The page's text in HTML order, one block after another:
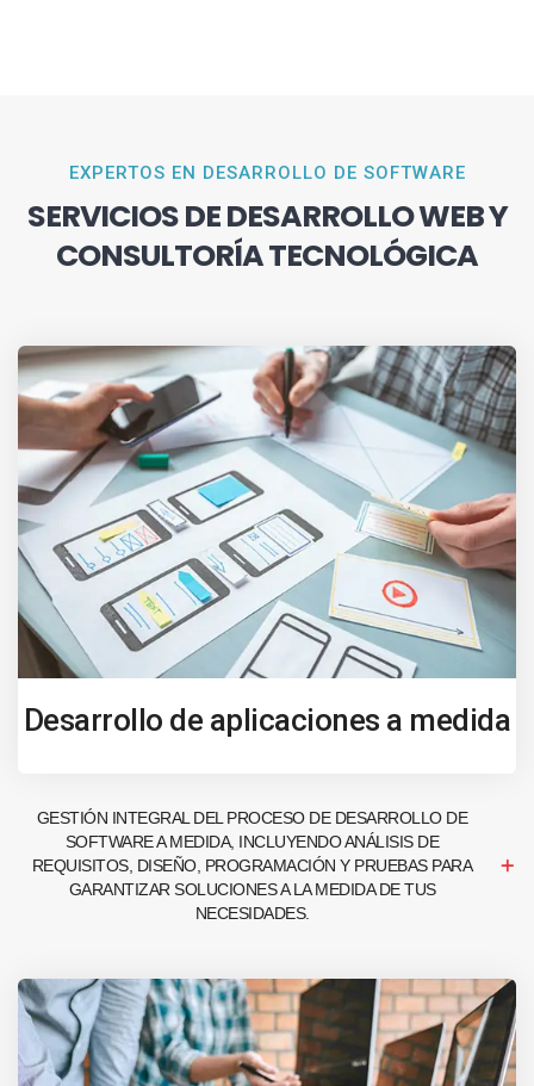
EXPERTOS EN DESARROLLO DE SOFTWARE
SERVICIOS DE DESARROLLO WEB Y
CONSULTORÍA TECNOLÓGICA
Desarrollo de aplicaciones a medida
GESTIÓN INTEGRAL DEL PROCESO DE DESARROLLO DE
SOFTWARE A MEDIDA, INCLUYENDO ANÁLISIS DE
REQUISITOS, DISEÑO, PROGRAMACIÓN Y PRUEBAS PARA
GARANTIZAR SOLUCIONES A LA MEDIDA DE TUS
NECESIDADES.